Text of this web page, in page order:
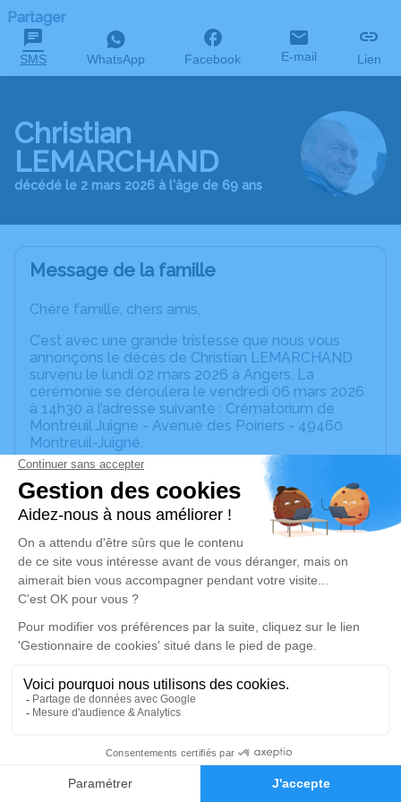
Faire-part Hommages
Partager
SMS WhatsApp Facebook E-mail Lien
Christian
LEMARCHAND
décédé le 2 mars 2026 à l'âge de 69 ans
Message de la famille
Chère famille, chers amis,
C’est avec une grande tristesse que nous vous
annonçons le décès de Christian LEMARCHAND
survenu le lundi 02 mars 2026 à Angers. La
cérémonie se déroulera le vendredi 06 mars 2026
à 14h30 à l’adresse suivante : Crématorium de
Montreuil Juigne - Avenue des Poiriers - 49460
Montreuil-Juigné.
Nous vous invitons à utiliser cet espace pour
laisser vos condoléances, partager des photos
souvenirs, une anecdote ou exprimer vos pensées
à travers des mots. Cet endroit est un lieu
d'expression dédié à honorer la mémoire de Kiki.
Pas de plaques, et plutôt que des fleurs nous
mettrons à disposition une urne pour recueillir vos
dons en faveur de la Recherche contre le Cancer.
Cet avis tient lieu de faire part et de
remerciements.
Annie
Elodie, Ninon, Elena et Vincent
Julien, Loane, Hanae et Geraldine
Sylvie et Jean Pierre